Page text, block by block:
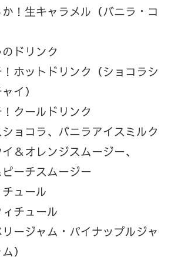
！生キャラメル（バニラ・コ
ドリンク
ホットドリンク（ショコラシ
イ）
クールドリンク
コラ、バニラアイスミルク
＆オレンジスムージー、
ーチスムージー
ュール
チュール
ジャム・パイナップルジャ
）